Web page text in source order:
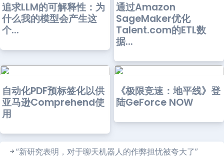
追求LLM的可解释性：为
什么我的模型会产生这
个...
通过Amazon
SageMaker优化
Talent.com的ETL数
据...
自动化PDF预标签化以供
亚马逊Comprehend使
用
《极限竞速：地平线》登
陆GeForce NOW
“新研究表明，对于聊天机器人的作弊担忧被夸大了”